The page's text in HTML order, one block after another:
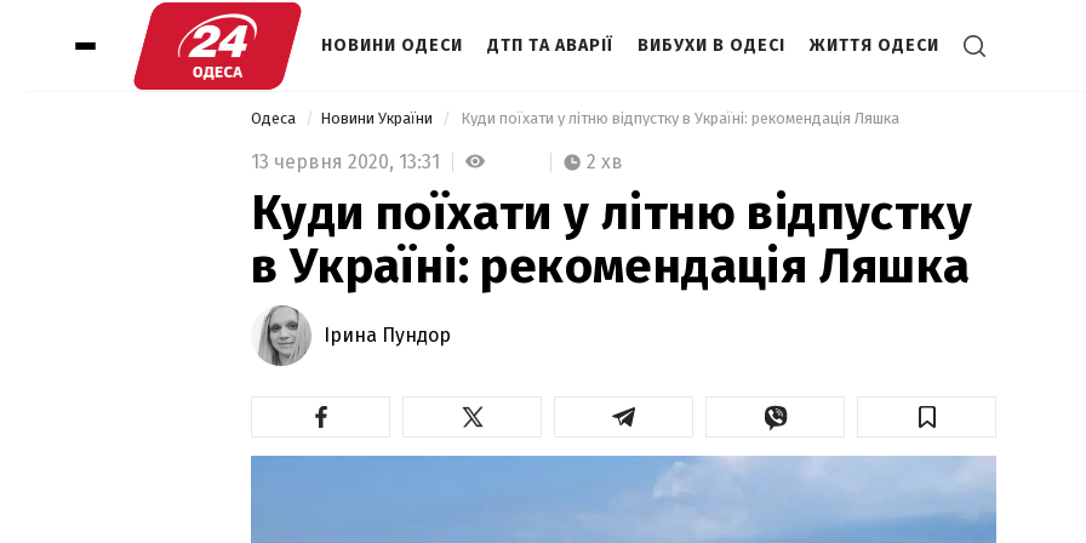
НОВИНИ ОДЕСИ ДТП ТА АВАРІЇ ВИБУХИ В ОДЕСІ ЖИТТЯ ОДЕСИ
Одеса Новини України Куди поїхати у літню відпустку в Україні: рекомендація Ляшка
13 червня 2020, 13:31 2 хв
Куди поїхати у літню відпустку
в Україні: рекомендація Ляшка
Ірина Пундор